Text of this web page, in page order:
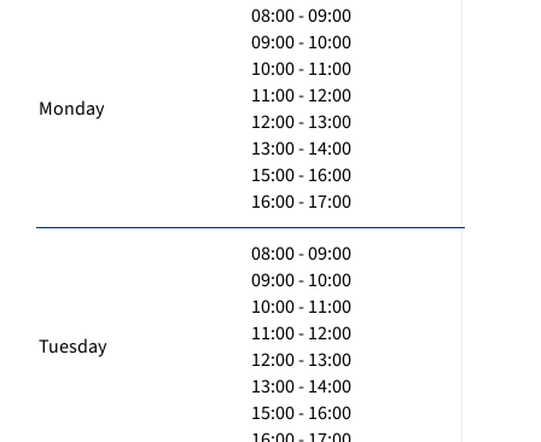
Monday
08:00 - 09:00
09:00 - 10:00
10:00 - 11:00
11:00 - 12:00
12:00 - 13:00
13:00 - 14:00
15:00 - 16:00
16:00 - 17:00
Tuesday
08:00 - 09:00
09:00 - 10:00
10:00 - 11:00
11:00 - 12:00
12:00 - 13:00
13:00 - 14:00
15:00 - 16:00